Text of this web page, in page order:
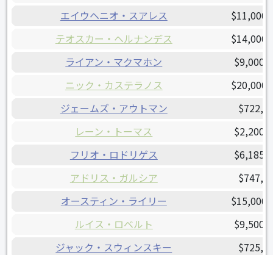
エイウヘニオ・スアレス
テオスカー・ヘルナンデス
ライアン・マクマホン
ニック・カステラノス
ジェームズ・アウトマン
レーン・トーマス
フリオ・ロドリゲス
アドリス・ガルシア
オースティン・ライリー
ルイス・ロベルト
ジャック・スウィンスキー